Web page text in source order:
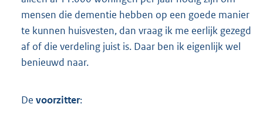
mensen die dementie hebben op een goede manier
te kunnen huisvesten, dan vraag ik me eerlijk gezegd
af of die verdeling juist is. Daar ben ik eigenlijk wel
benieuwd naar.
De voorzitter: